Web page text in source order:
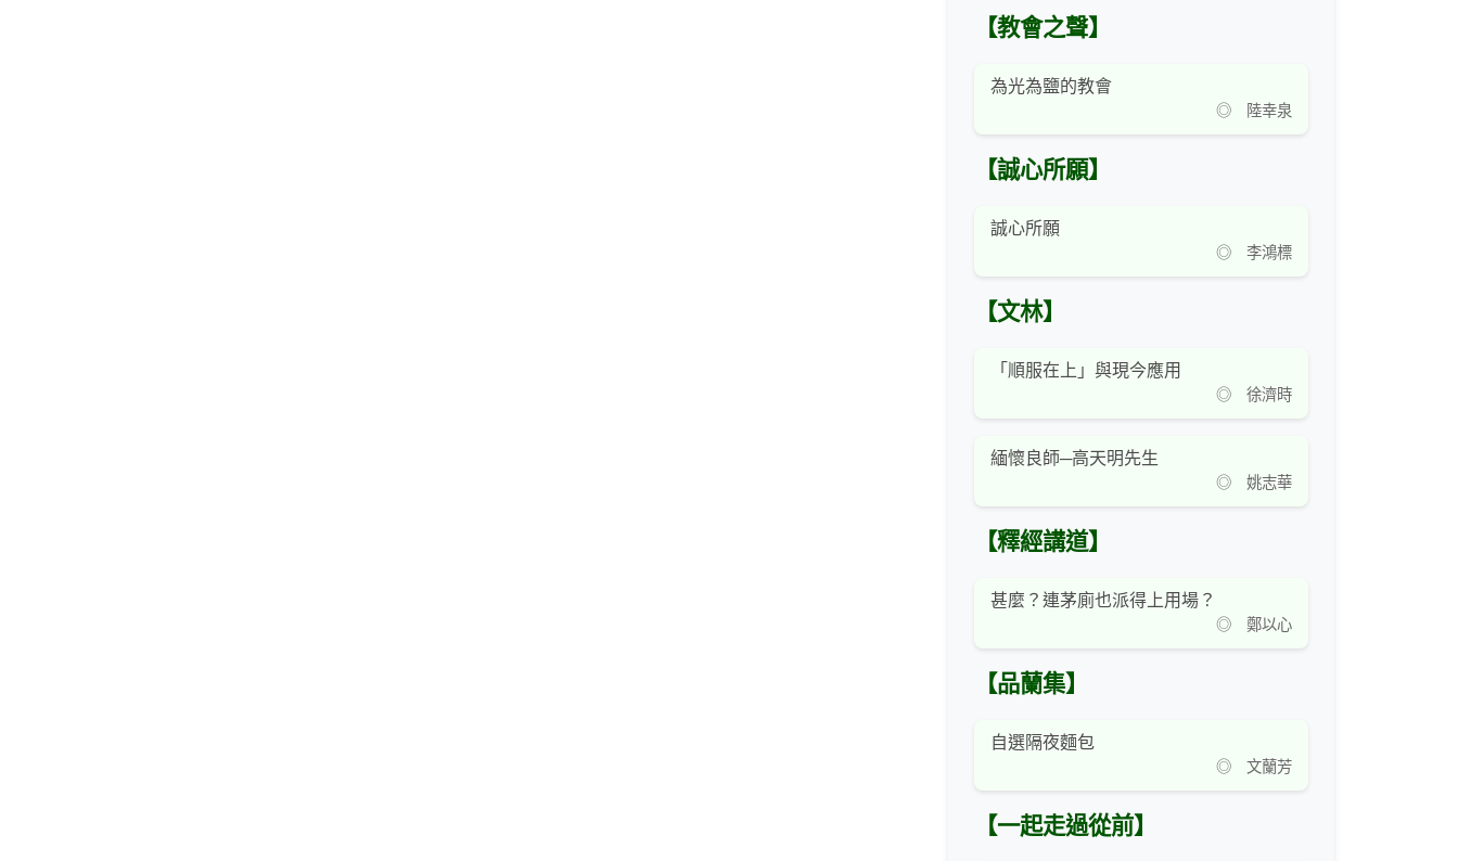
【教會之聲】
為光為鹽的教會
◎ 陸幸泉
【誠心所願】
誠心所願
◎ 李鴻標
【文林】
「順服在上」與現今應用
◎ 徐濟時
緬懷良師─高天明先生
◎ 姚志華
【釋經講道】
甚麼？連茅廁也派得上用場？
◎ 鄭以心
【品蘭集】
自選隔夜麵包
◎ 文蘭芳
【一起走過從前】